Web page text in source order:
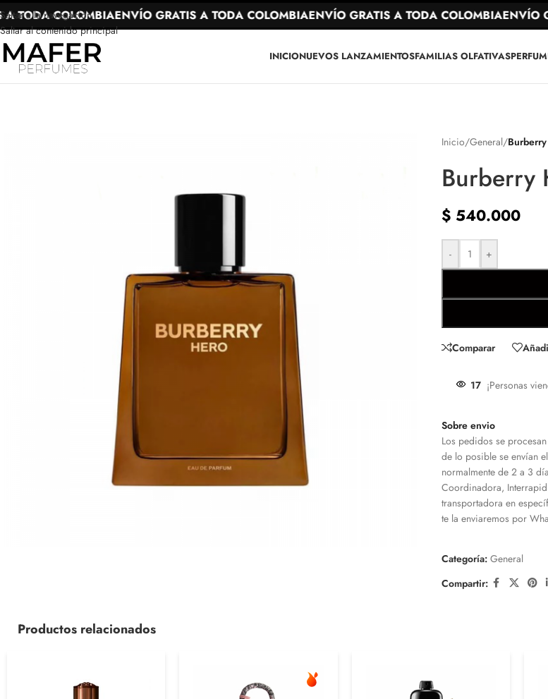
Saltar a la navegación
Saltar al contenido principal
COLOMBIAENVÍO GRATIS A TODA COLOMBIAENVÍO GRATIS A TODA COLOMBIAENVÍO
INICIONUEVOS LANZAMIENTOSFAMILIAS OLFATIVAS
Inicio/General/
Burberry
$540.000
- +
Comparar
17 ¡Personas
Sobre envio
Los pedidos se
de lo posible se envían
normalmente de 2 a 3
Coordinadora,
transportadora en
te la enviaremos por
Categoría: General
Compartir:
Productos relacionados